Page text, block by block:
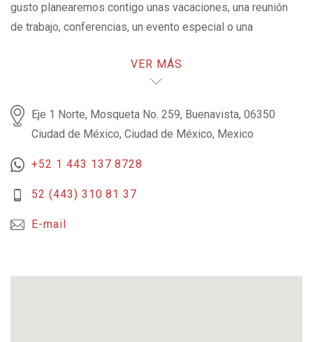
gusto planearemos contigo unas vacaciones, una reunión
de trabajo, conferencias, un evento especial o una
VER MÁS
Eje 1 Norte, Mosqueta No. 259, Buenavista, 06350
Ciudad de México, Ciudad de México, Mexico
+52 1 443 137 8728
52 (443) 310 81 37
E-mail